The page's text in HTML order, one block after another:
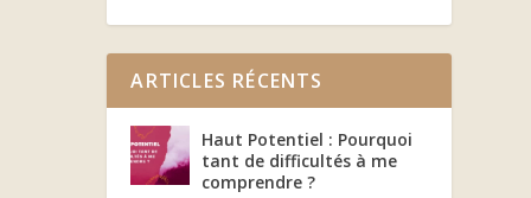
ARTICLES RÉCENTS
Haut Potentiel : Pourquoi
tant de difficultés à me
comprendre ?